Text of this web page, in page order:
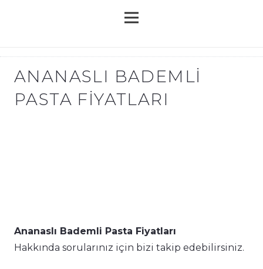
ANANASLI BADEMLI
PASTA FIYATLARI
Ananaslı Bademli Pasta Fiyatları
Hakkında sorularınız için bizi takip edebilirsiniz.